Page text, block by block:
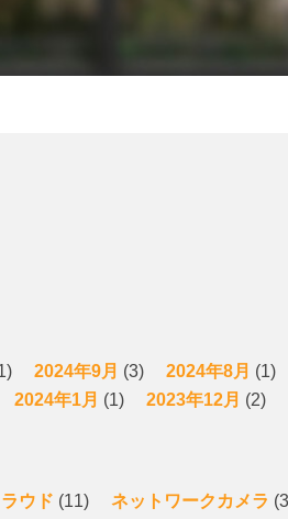
2024年9月 (3) 2024年8月 (1)
2024年1月 (1) 2023年12月 (2)
ウド (11) ネットワークカメラ